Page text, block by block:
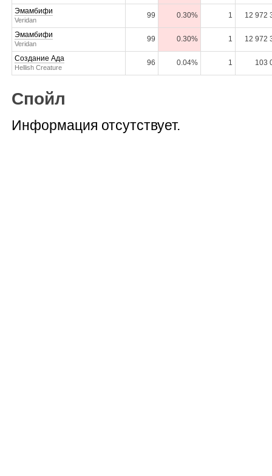
Эмамбифи
Veridan
99 0.30% 1 12 972
Эмамбифи
Veridan
99 0.30% 1 12 972
Создание Ада
Hellish Creature
96 0.04% 1 103
Спойл
Информация отсутствует.